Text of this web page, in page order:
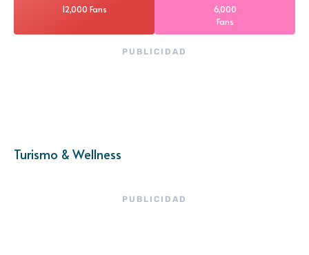
12,000 Fans
6,000
Fans
PUBLICIDAD
Turismo & Wellness
PUBLICIDAD